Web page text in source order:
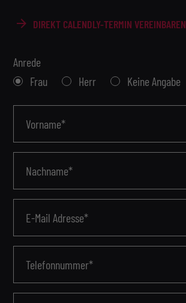
DIREKT CALENDLY-TERMIN VEREINBAREN
Anrede
Frau
Herr Keine Angabe
Vorname*
Nachname*
E-Mail Adresse*
Telefonnummer*